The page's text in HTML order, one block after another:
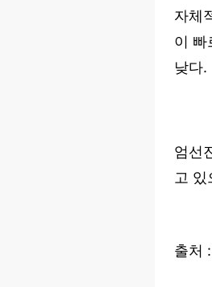
자체
이 빠
낮다.
엄선
고 있
출처